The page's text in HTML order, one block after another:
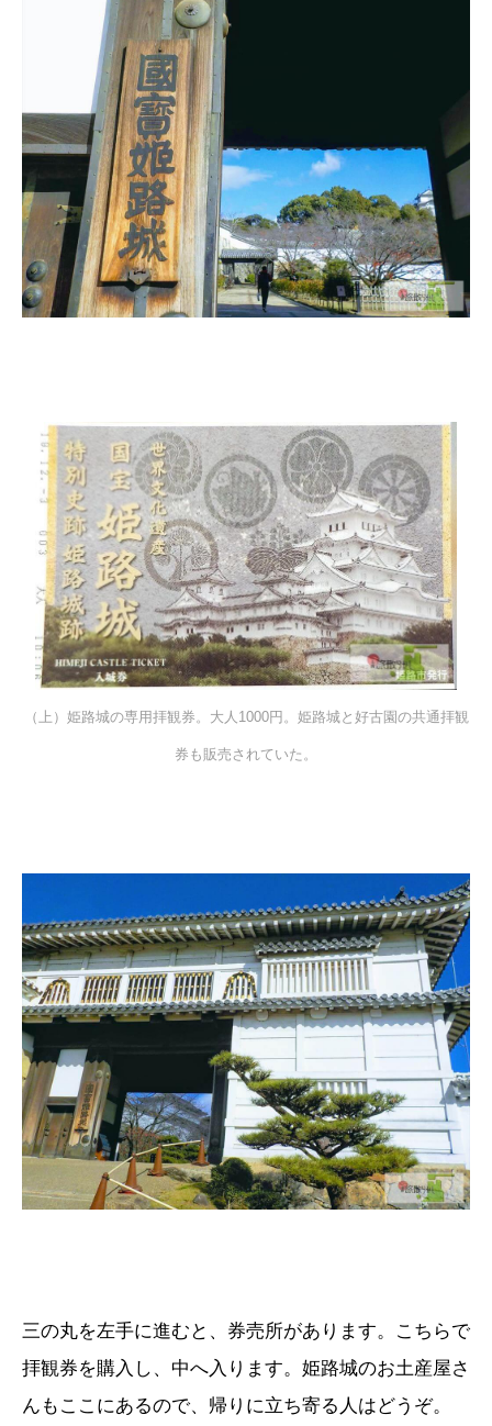
（上）姫路城の専用拝観券。大人1000円。姫路城と好古園の共通拝観
券も販売されていた。
三の丸を左手に進むと、券売所があります。こちらで
拝観券を購入し、中へ入ります。姫路城のお土産屋さ
んもここにあるので、帰りに立ち寄る人はどうぞ。